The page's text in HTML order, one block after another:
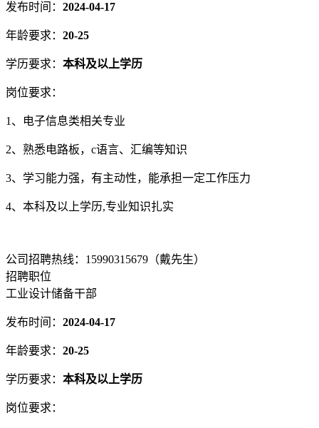
发布时间： 2024-04-17
年龄要求： 20-25
学历要求： 本科及以上学历
岗位要求：
1、电子信息类相关专业
2、熟悉电路板，c语言、汇编等知识
3、学习能力强，有主动性，能承担一定工作压力
4、本科及以上学历,专业知识扎实
公司招聘热线：15990315679（戴先生）
招聘职位
工业设计储备干部
发布时间： 2024-04-17
年龄要求： 20-25
学历要求： 本科及以上学历
岗位要求：